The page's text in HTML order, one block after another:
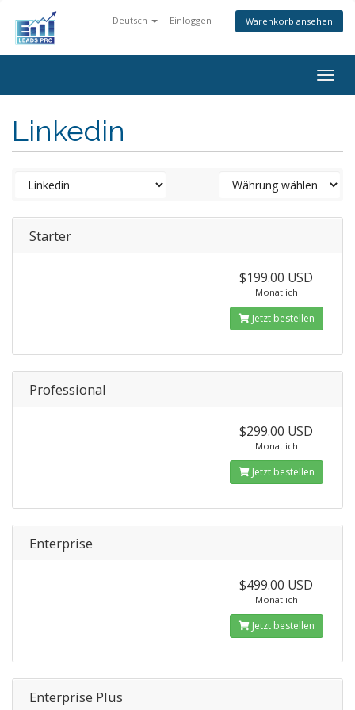
Deutsch Einloggen Warenkorb ansehen
Linkedin
Starter
$199.00 USD
Monatlich
Jetzt bestellen
Professional
$299.00 USD
Monatlich
Jetzt bestellen
Enterprise
$499.00 USD
Monatlich
Jetzt bestellen
Enterprise Plus